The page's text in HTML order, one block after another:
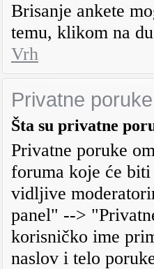
Brisanje ankete
temu, klikom na
Vrh
Privatne poruke
Šta su privatne
Privatne poruke
foruma koje će
vidljive
panel" -->
korisničko ime
naslov i telo